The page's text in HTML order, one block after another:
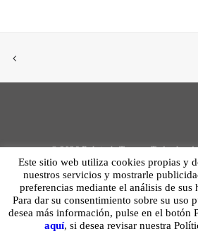
©2026 Relojería Torner · Todos los
legal·Política de privacidad·Política de
Este sitio web utiliza cookies propias y
nuestros servicios y mostrarle
preferencias mediante el análisis de sus
Para dar su consentimiento sobre su uso
desea más información, pulse en el botón
aquí, si desea revisar nuestra